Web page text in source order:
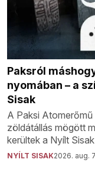
Paksról
nyomában – a
Sisak
A Paksi
zöldátállás mögött
kerültek a Nyílt
NYÍLT SISAK2026. aug.